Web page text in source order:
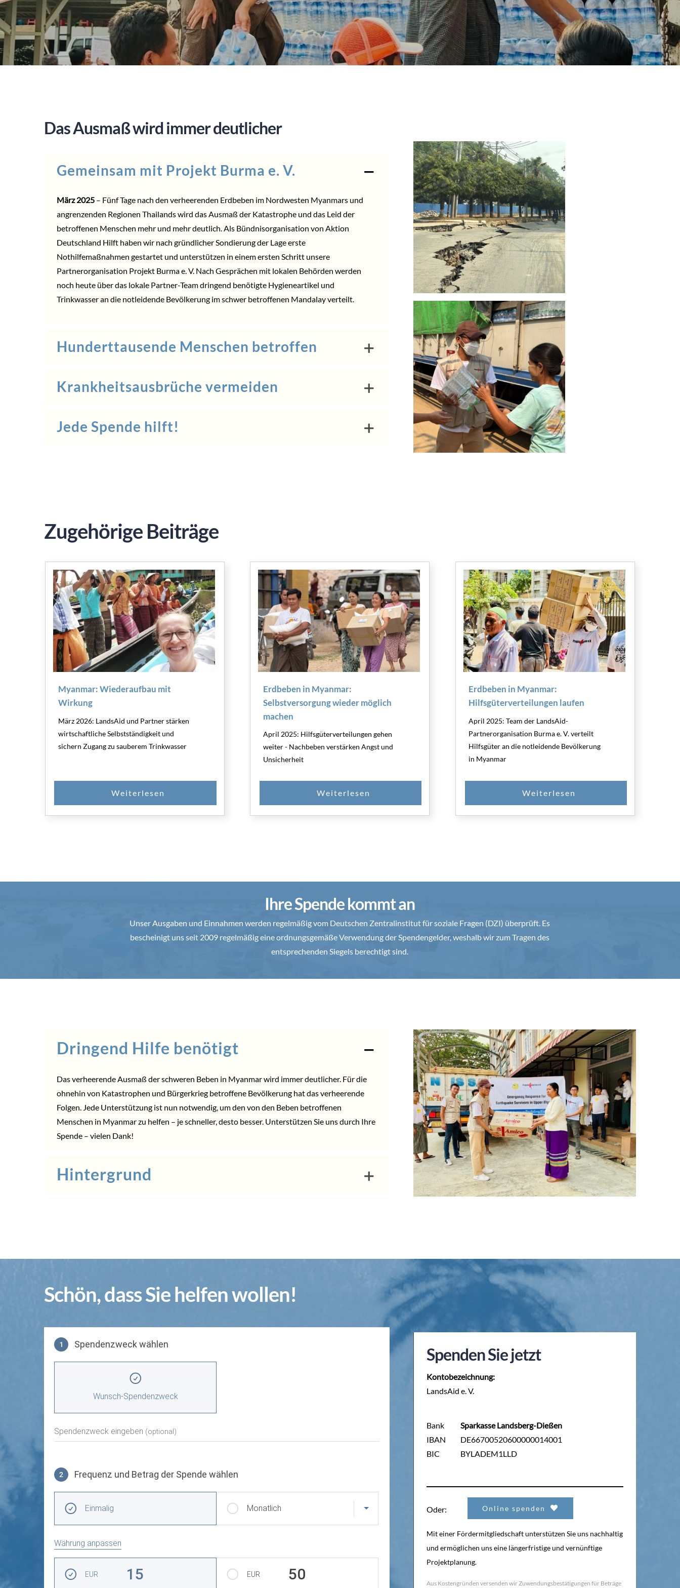
Das Ausmaß wird immer deutlicher
Gemeinsam mit Projekt Burma e. V.
März 2025– Fünf Tage nach den verheerenden Erdbeben im Nordwesten Myanmars und
angrenzenden Regionen Thailands wird das Ausmaß der Katastrophe und das Leid der
betroffenen Menschen mehr und mehr deutlich. Als Bündnisorganisation von Aktion
Deutschland Hilfthaben wir nach gründlicher Sondierung der Lage erste
Nothilfemaßnahmen gestartet und unterstützen in einem ersten Schritt unsere
Partnerorganisation Projekt Burma e. V.Nach Gesprächen mit lokalen Behörden werden
noch heute über das lokale Partner-Team dringend benötigte Hygieneartikel und
Trinkwasser an die notleidende Bevölkerung im schwer betroffenen Mandalay verteilt.
Hunderttausende Menschen betroffen
Krankheitsausbrüche vermeiden
Jede Spende hilft!
Zugehörige Beiträge
Myanmar: Wiederaufbau mit
Wirkung
März 2026: LandsAid und Partner stärken
wirtschaftliche Selbstständigkeit und
sichern Zugang zu sauberem Trinkwasser
Erdbeben in Myanmar:
Selbstversorgung wieder möglich
machen
April 2025: Hilfsgüterverteilungen gehen
weiter - Nachbeben verstärken Angst und
Unsicherheit
Erdbeben in Myanmar:
Hilfsgüterverteilungen laufen
April 2025: Team der LandsAid-
Partnerorganisation Burma e. V. verteilt
Hilfsgüter an die notleidende Bevölkerung
in Myanmar
Ihre Spende kommt an
Unser Ausgaben und Einnahmen werden regelmäßig vom Deutschen Zentralinstitut für soziale Fragen (DZI) überprüft. Es
bescheinigt uns seit 2009 regelmäßig eine ordnungsgemäße Verwendung der Spendengelder, weshalb wir zum Tragen des
entsprechenden Siegels berechtigt sind.
Dringend Hilfe benötigt
Das verheerende Ausmaß der schweren Beben in Myanmar wird immer deutlicher. Für die
ohnehin von Katastrophen und Bürgerkrieg betroffene Bevölkerung hat das verheerende
Folgen. Jede Unterstützung ist nun notwendig, um den von den Beben betroffenen
Menschen in Myanmar zu helfen – je schneller, desto besser. Unterstützen Sie uns durch Ihre
Spende– vielen Dank!
Hintergrund
Schön, dass Sie helfen wollen!
1 Spendenzweck wählen
Wunsch-Spendenzweck
Spendenzweck eingeben (optional)
2 Frequenz und Betrag der Spende wählen
Einmalig
Monatlich
Währung anpassen
EUR 15 EUR 50
Spenden Sie jetzt
Kontobezeichnung:
LandsAid e. V.
Bank
IBAN
BIC
Sparkasse Landsberg-Dießen
DE66700520600000014001
BYLADEM1LLD
Oder: Online spenden
Mit einer Fördermitgliedschaft unterstützen Sie uns nachhaltig
und ermöglichen uns eine längerfristige und vernünftige
Projektplanung.
Aus Kostengründen versenden wir Zuwendungsbestätigungen für Beträge